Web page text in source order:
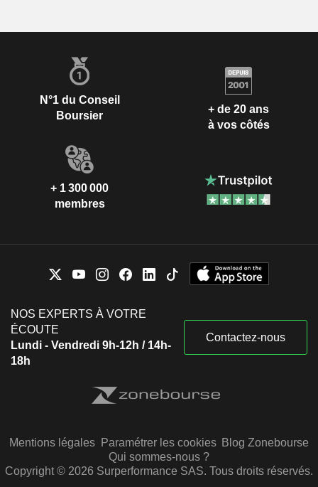
N°1 du Conseil
Boursier
+ de 20 ans
à vos côtés
+ 1 300 000
membres
NOS EXPERTS À VOTRE
ÉCOUTE
Lundi - Vendredi 9h-12h / 14h-
18h
Contactez-nous
Mentions légales Paramétrer les cookies Blog Zonebourse
Qui sommes-nous ?
Copyright © 2026 Surperformance SAS. Tous droits réservés.